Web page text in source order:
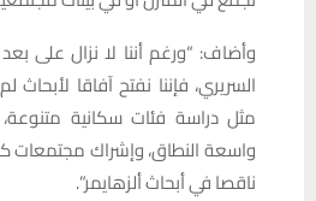
وأضاف: “ورغم أننا لا نزال على
السريري، فإننا نفتح آفاقا
مثل دراسة فئات سكانية
واسعة النطاق، وإشراك مجتمعات
ناقصا في أبحاث ألزهايمر”.